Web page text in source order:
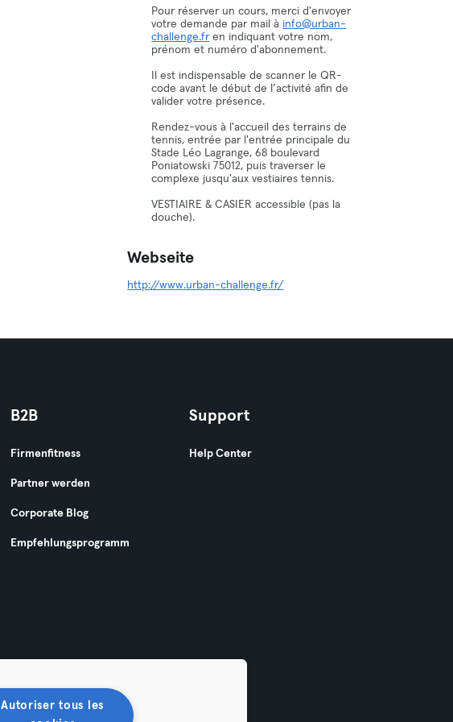
Pour réserver un cours, merci d'envoyer
votre demande par mail à info@urban-
challenge.fren indiquant votre nom,
prénom et numéro d'abonnement.
Il est indispensable de scanner le QR-
code avant le début de l’activité afin de
valider votre présence.
Rendez-vous à l'accueil des terrains de
tennis, entrée par l'entrée principale du
Stade Léo Lagrange, 68 boulevard
Poniatowski 75012, puis traverser le
complexe jusqu'aux vestiaires tennis.
VESTIAIRE & CASIER accessible (pas la
douche).
Webseite
http://www.urban-challenge.fr/
B2B
Firmenfitness
Partner werden
Corporate Blog
Empfehlungsprogramm
Support
Help Center
Autoriser tous les